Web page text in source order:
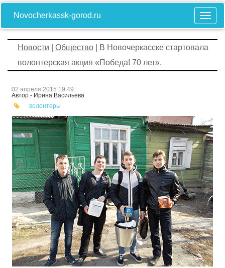
Novocherkassk-gorod.ru
Новости Общество | В Новочеркасске стартовала
волонтерская акция «Победа! 70 лет».
02 апреля 2015 19:49
Автор - Ирина Васильева
волонтеры